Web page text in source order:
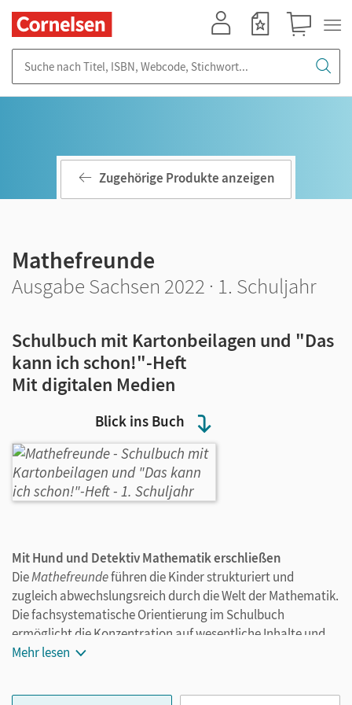
Blick ins Buch
Zugehörige Produkte anzeigen
Mathefreunde
Ausgabe Sachsen 2022 · 1. Schuljahr
Schulbuch mit Kartonbeilagen und "Das
kann ich schon!"-Heft
Mit digitalen Medien
Mit Hund und Detektiv Mathematik erschließen
DieMathefreundeführen die Kinder strukturiert und
zugleich abwechslungsreich durch die Welt der Mathematik.
Die fachsystematische Orientierung im Schulbuch
ermöglicht die Konzentration auf wesentliche Inhalte und
die Vermittlung von Merkwissen. Themen aus der
Mehr lesen